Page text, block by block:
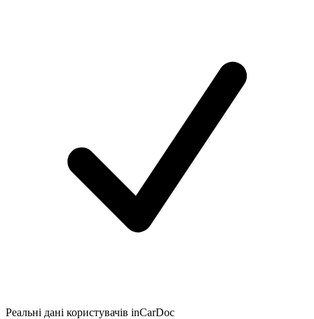
Реальні дані користувачів inCarDoc